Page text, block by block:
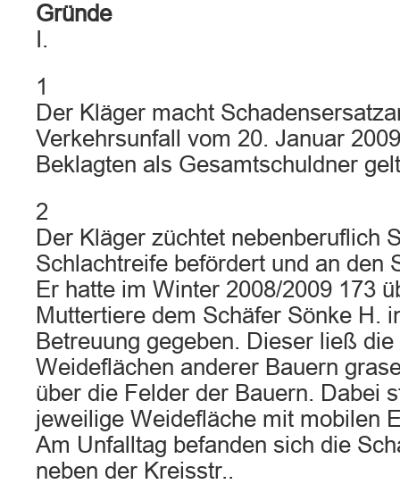
Gründe
I.
1
Der Kläger macht
Verkehrsunfall vom 20. Januar
Beklagten als Gesamtschuldner
2
Der Kläger züchtet nebenberuflich
Schlachtreife befördert und an den
Er hatte im Winter 2008/2009 173
Muttertiere dem Schäfer Sönke H.
Betreuung gegeben. Dieser ließ
Weideflächen anderer Bauern
über die Felder der Bauern. Dabei
jeweilige Weidefläche mit mobilen
Am Unfalltag befanden sich die
neben der Kreisstr..